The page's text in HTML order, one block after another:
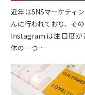
近年はSNSマーケティ
んに行われており、そ
Instagramは注目度が
体の一つ…